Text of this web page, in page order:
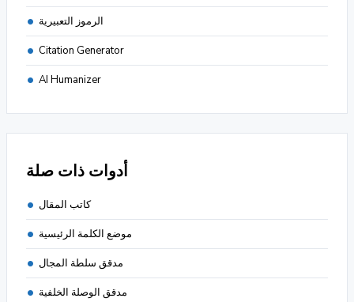
الرموز التعبيرية
Citation Generator
AI Humanizer
أدوات ذات صلة
كاتب المقال
موضع الكلمة الرئيسية
مدقق سلطة المجال
مدقق الوصلة الخلفية